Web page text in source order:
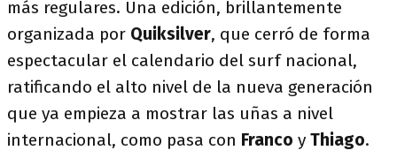
más regulares. Una edición, brillantemente
organizada por Quiksilver, que cerró de forma
espectacular el calendario del surf nacional,
ratificando el alto nivel de la nueva generación
que ya empieza a mostrar las uñas a nivel
internacional, como pasa con Franco y Thiago.